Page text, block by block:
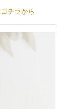
チラから